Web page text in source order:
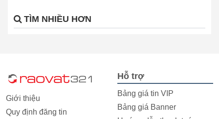
TÌM NHIỀU HƠN
Giới thiệu
Quy định đăng tin
Hỗ trợ
Bảng giá tin VIP
Bảng giá Banner